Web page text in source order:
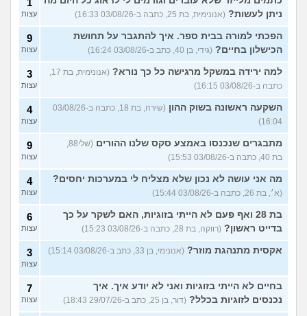
ניתן לעשות? (אנונימית, בת 25, כתבה ב-03/08/26 16:33)
1
עצות
הפכתי למורה בבית ספר. איך להתגבר על תחושת
הכישלון בחיים? (גידי, בן 40, כתב ב-03/08/26 16:24)
9
עצות
למה ירידה במשקל מרגישה כל כך נורא?
(אנונימית, בת 17,
כתבה ב-03/08/26 16:15)
3
עצות
השקעה ראשונה בשוק ההון
(שירה, בת 18, כתבה ב-03/08/26
16:04)
4
עצות
מתבגרים שנכנסו באמצע סקס שלנו ההורים
(שלי88,
בת 40, כתבה ב-03/08/26 15:53)
9
עצות
מה אני עושה לא נכון שלא מצליח לי במערכות יחסים?
(א׳, בת 26, כתבה ב-03/08/26 15:44)
4
עצות
בת 28 ואף פעם לא הייתי בזוגיות, האם לשקר על כך
בדייט ראשון? (רווקה, בת 28, כתבה ב-03/08/26 15:23)
6
עצות
אקסית מתנהגת מוזר? (אנונימי, בן 33, כתב ב-03/08/26 15:14) 3
עצות
בחיים לא הייתי בזוגיות ואני לא יודע איך. איך
נכנסים לזוגיות בכלל? (דור, בן 25, כתב ב-29/07/26 18:43)
7
עצות